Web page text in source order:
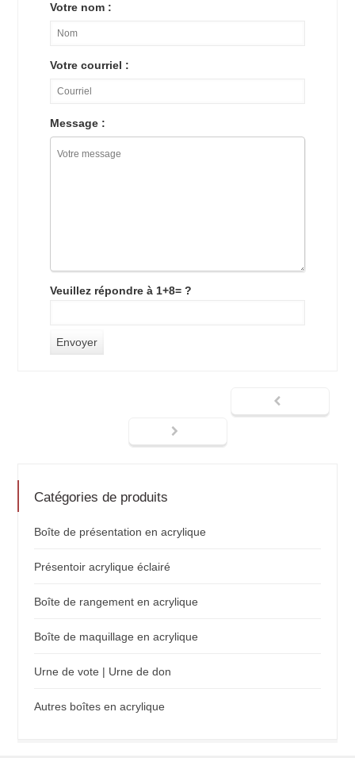
Votre nom :
Votre courriel :
Message :
Veuillez répondre à 1+8= ?
Catégories de produits
Boîte de présentation en acrylique
Présentoir acrylique éclairé
Boîte de rangement en acrylique
Boîte de maquillage en acrylique
Urne de vote | Urne de don
Autres boîtes en acrylique